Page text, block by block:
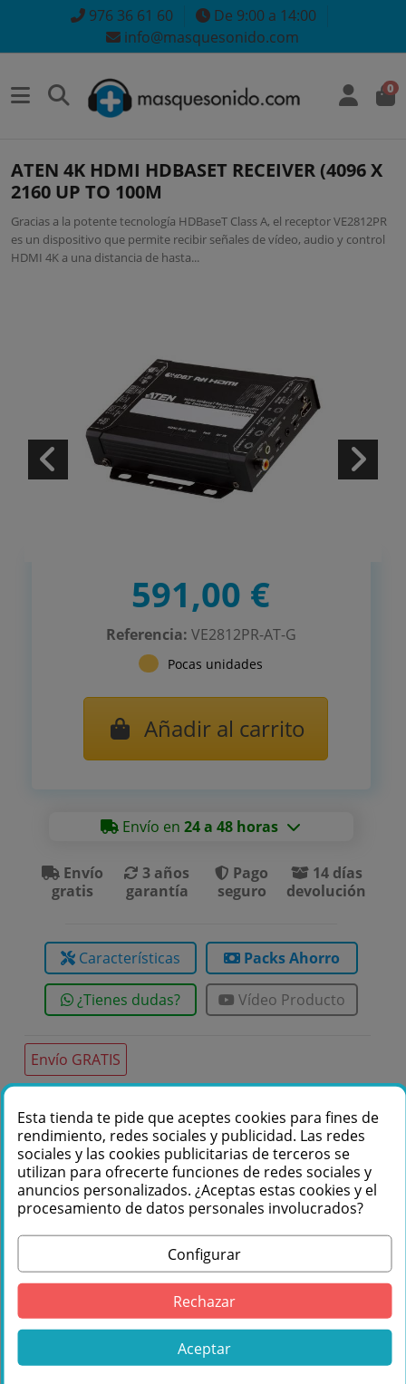
976 36 61 60
De 9:00 a 14:00
info@masquesonido.com
0
ATEN 4K HDMI HDBASET RECEIVER (4096 X
2160 UP TO 100M
Gracias a la potente tecnología HDBaseT Class A, el receptor VE2812PR
es un dispositivo que permite recibir señales de vídeo, audio y control
HDMI 4K a una distancia de hasta...
Envío GRATIS
Te podemos ayudar
+34 976 36 61 60
591,00 €
Referencia: VE2812PR-AT-G
Pocas unidades
Añadir al carrito
Envío en24 a 48 horas
Envío
gratis
3 años
garantía
Pago
seguro
14 días
devolución
Características Packs Ahorro
¿Tienes dudas? Vídeo Producto
Comprar ATEN 4K HDMI HDBASET
RECEIVER (4096 X 2160 UP TO 100M en
Másquesonido con envío rápido
Esta tienda te pide que aceptes cookies para fines de
rendimiento, redes sociales y publicidad. Las redes
sociales y las cookies publicitarias de terceros se
utilizan para ofrecerte funciones de redes sociales y
anuncios personalizados. ¿Aceptas estas cookies y el
procesamiento de datos personales involucrados?
Configurar
Rechazar
Aceptar